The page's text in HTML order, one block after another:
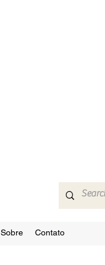
Sobre Contato